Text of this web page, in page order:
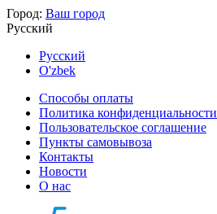
Город: Ваш город
Русский
Русский
O'zbek
Способы оплаты
Политика конфиденциальности
Пользовательское соглашение
Пункты самовывоза
Контакты
Новости
О нас